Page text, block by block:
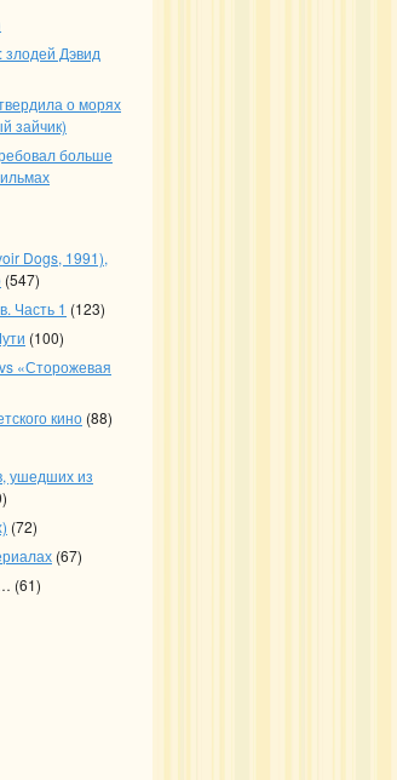
злодей Дэвид
о морях
зайчик)
больше
Dogs, 1991),
(547)
Часть 1 (123)
(100)
«Сторожевая
кино (88)
ушедших из
(72)
(67)
(61)